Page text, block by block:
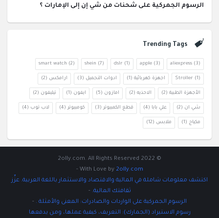
الرسوم الجمركية على شحنات من شي إن إلى الإمارات ؟
Trending Tags
aliexpress (3)
apple (3)
dslr (1)
shein (7)
smart watch (2)
Stroller (1) اجهزة كهربائية (1) ادوات التجميل (3) ارامكس (2)
الأجهزة الطبية (2) الاحذيه (2) امازون (5) ايفون (1) تيليفون (2)
شي ان (2) علي بابا (4) قطع الكمبيوتر (3) كومبيوتر (4) لاب توب (4)
مكياج (1) ملابس (12)
© 2022 2olly.com. All Rights Reserved
With Love by 2olly.com
-
اكتشف معلومات شاملة في المالية والاقتصاد والاستثمار باللغة العربية. عزِّز
ثقافتك المالية. -
الرسوم الجمركية على الواردات والصادرات: المعنى والأمثلة . -
رسوم الاستيراد (الجمارك): التعريف، كيفية عملها، ومن يدفعها